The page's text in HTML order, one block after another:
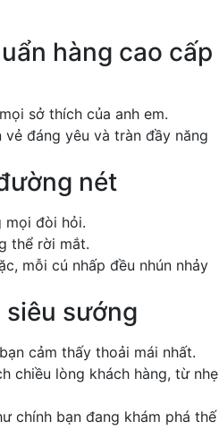
hàng cao cấp
sở thích của anh em.
đáng yêu và tràn đầy năng
nét
mọi đòi hỏi.
thể rời mắt.
mỗi cú nhấp đều nhún nhảy
sướng
cảm thấy thoải mái nhất.
chiều lòng khách hàng, từ nhẹ
chính bạn đang khám phá thế